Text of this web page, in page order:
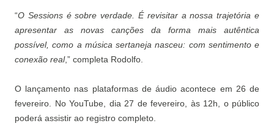
“O Sessions é sobre verdade. É revisitar a nossa trajetória e
apresentar as novas canções da forma mais autêntica
possível, como a música sertaneja nasceu: com sentimento e
conexão real,” completa Rodolfo.
O lançamento nas plataformas de áudio acontece em 26 de
fevereiro. No YouTube, dia 27 de fevereiro, às 12h, o público
poderá assistir ao registro completo.